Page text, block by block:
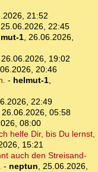
21:52
25.06.2026, 22:45
1, 26.06.2026,
26.06.2026, 19:02
20:46
- helmut-1,
22:49
26.06.2026, 05:58
08:00
helfe Dir, bis Du lernst,
15:21
auch den Streisand-
- neptun, 25.06.2026,